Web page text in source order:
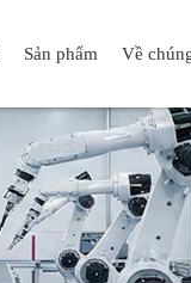
Sản phẩm Về